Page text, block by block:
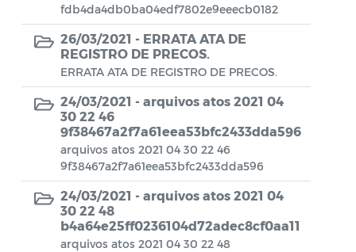
Concurso Público
Conselho Municipal - CACS FUNDEB
Conselho Municipal de Assistência Social
de Araruama - COMASO
Conselho Municipal de Educação
Conselho Municipal de Habitação -
Conselho Municipal de Saúde
Conselho Municipal de Turismo
fdb4da4db0ba04edf7802e9eeecb0182
26/03/2021 - ERRATA ATA DE
REGISTRO DE PRECOS.
ERRATA ATA DE REGISTRO DE PRECOS.
24/03/2021 - arquivos atos 2021 04
30 22 46
9f38467a2f7a61eea53bfc2433dda596
arquivos atos 2021 04 30 22 46
9f38467a2f7a61eea53bfc2433dda596
24/03/2021 - arquivos atos 2021 04
30 22 48
b4a64e25ff0236104d72adec8cf0aa11
arquivos atos 2021 04 30 22 48